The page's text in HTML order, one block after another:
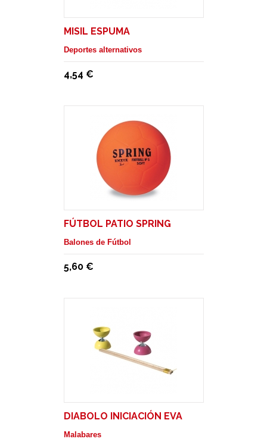
MISIL ESPUMA
Deportes alternativos
4,54 €
FÚTBOL PATIO SPRING
Balones de Fútbol
5,60 €
DIABOLO INICIACIÓN EVA
Malabares